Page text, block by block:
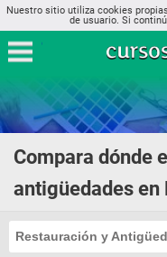
Nuestro sitio utiliza cookies
de usuario. Si
Compara dónde
antigüedades en
Restauración y